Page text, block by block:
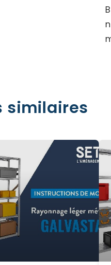
similaires